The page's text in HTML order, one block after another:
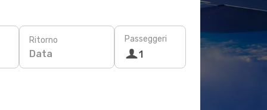
Ritorno
Data
Passeggeri
1